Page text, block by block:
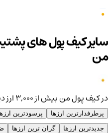
سایر کیف پول های
من
در کیف پول من بیش از ۳,۰۰۰ ارز دیجیتال قابل معامله وجود دارد
پرطرفدارترین ارزها پرسودترین ارزها
جدیدترین ارزها
گران ترین ارزها